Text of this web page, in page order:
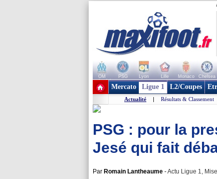
OM PSG Lyon Lille Monaco Chelsea
+ de clubs
Mercato Ligue 1 L2/Coupes
Actualité | Résultats & Classement
PSG : pour la
Jesé qui fait
Par Romain Lantheaume -Actu Ligue 1,